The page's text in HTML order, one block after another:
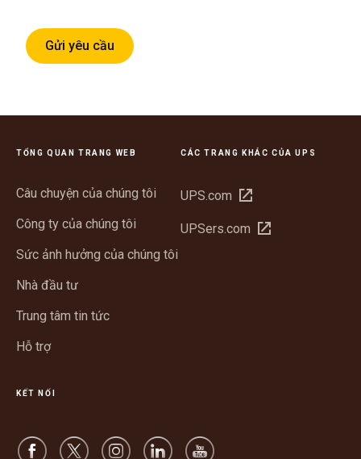
Gửi yêu cầu
TỔNG QUAN TRANG WEB
Câu chuyện của chúng tôi
Công ty của chúng tôi
Sức ảnh hưởng của chúng tôi
Nhà đầu tư
Trung tâm tin tức
Hỗ trợ
CÁC TRANG KHÁC CỦA UPS
UPS.com Mở
cửa
UPSers.com Mở
KẾT NỐI